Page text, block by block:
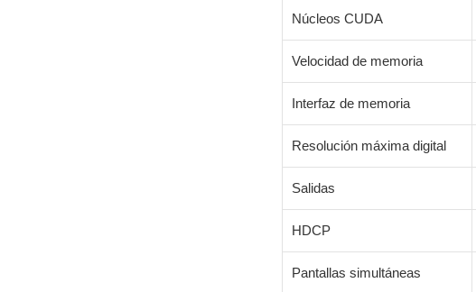
Núcleos CUDA
Velocidad de memoria
Interfaz de memoria
Resolución máxima digital
Salidas
HDCP
Pantallas simultáneas